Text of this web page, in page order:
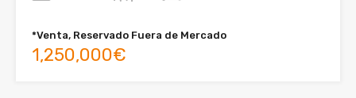
*Venta, Reservado Fuera de Mercado
1,250,000€